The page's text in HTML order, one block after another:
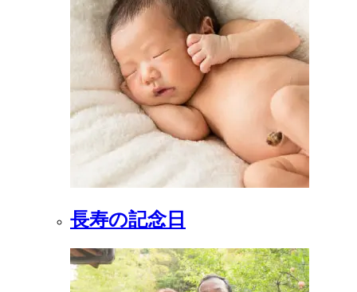
長寿の記念日